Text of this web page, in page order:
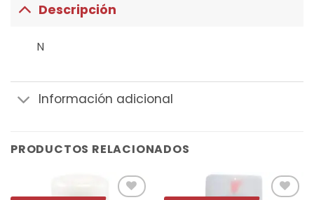
Descripción
N
Información adicional
PRODUCTOS RELACIONADOS